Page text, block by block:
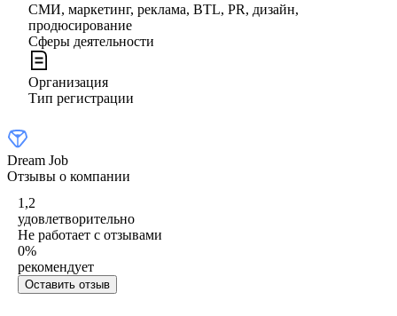
СМИ, маркетинг, реклама, BTL, PR, дизайн,
продюсирование
Сферы деятельности
Организация
Тип регистрации
Dream Job
Отзывы о компании
1,2
удовлетворительно
Не работает с отзывами
0%
рекомендует
Оставить отзыв